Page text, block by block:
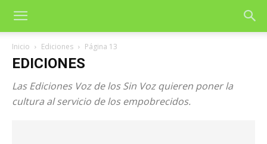
Inicio Ediciones Página 13
EDICIONES
Las Ediciones Voz de los Sin Voz quieren poner la
cultura al servicio de los empobrecidos.